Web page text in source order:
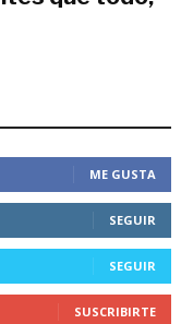
ME GUSTA
SEGUIR
SEGUIR
SUSCRIBIRTE